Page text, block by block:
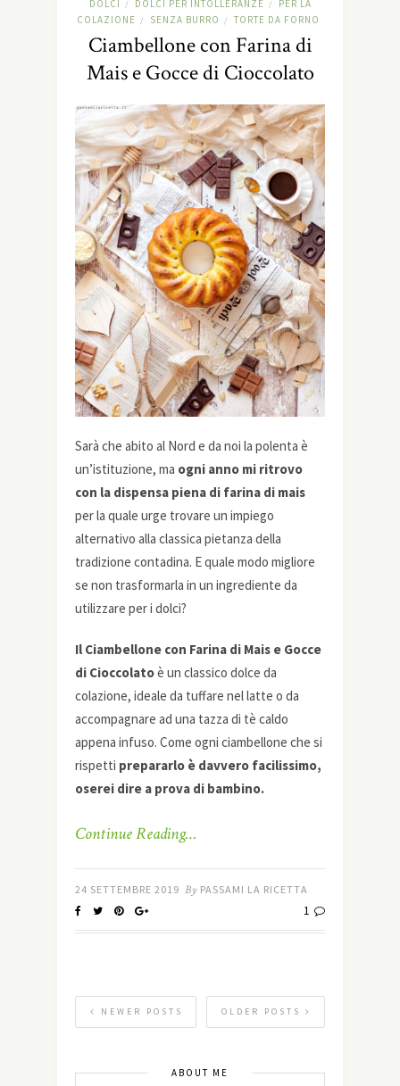
DOLCI / DOLCI PER INTOLLERANZE /
PER LA
COLAZIONE
/ SENZA BURRO / TORTE DA FORNO
Ciambellone con Farina di
Mais e Gocce di Cioccolato
Sarà che abito al Nord e da noi la polenta è
un’istituzione, ma ogni anno mi ritrovo
con la dispensa piena di farina di mais
per la quale urge trovare un impiego
alternativo alla classica pietanza della
tradizione contadina. E quale modo migliore
se non trasformarla in un ingrediente da
utilizzare per i dolci?
Il Ciambellone con Farina di Mais e Gocce
di Cioccolatoè un classico dolce da
colazione, ideale da tuffare nel latte o da
accompagnare ad una tazza di tè caldo
appena infuso. Come ogni ciambellone che si
rispetti prepararlo è davvero facilissimo,
oserei dire a prova di bambino.
Continue Reading…
24 SETTEMBRE 2019 By PASSAMI LA RICETTA
1
OLDER POSTS
NEWER POSTS
ABOUT ME